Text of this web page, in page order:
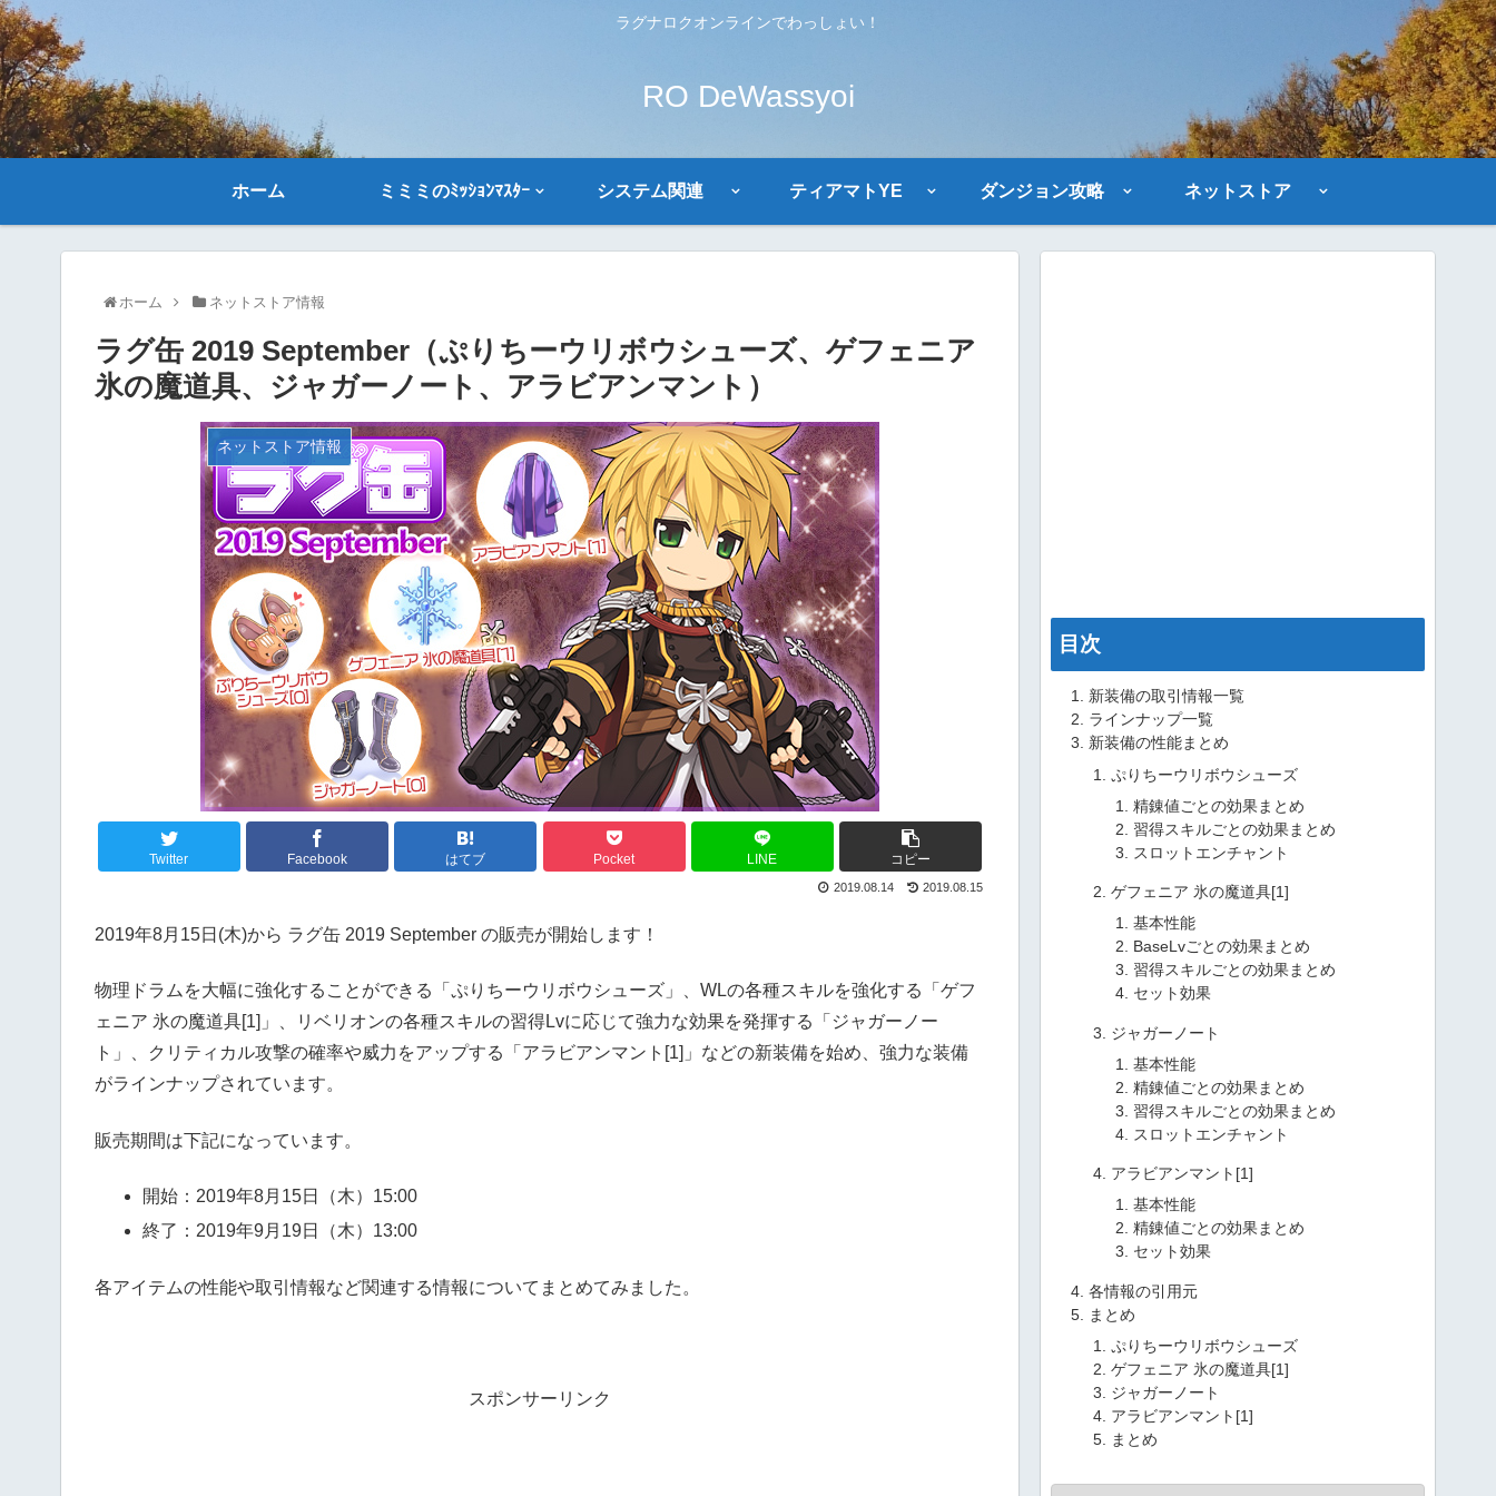
ラグナロクオンラインでわっしょい！
RO DeWassyoi
ホーム ミミミのﾐｯｼｮﾝﾏｽﾀｰ システム関連 ティアマトYE ダンジョン攻略 ネットストア
ホーム ネットストア情報
ラグ缶 2019 September（ぷりちーウリボウシューズ、ゲフェニア
氷の魔道具、ジャガーノート、アラビアンマント）
ネットストア情報
Twitter Facebook はてブ Pocket LINE コピー
2019.08.15
2019.08.14
2019年8月15日(木)から ラグ缶 2019 September の販売が開始します！
物理ドラムを大幅に強化することができる「ぷりちーウリボウシューズ」、WLの各種スキルを強化する「ゲフ
ェニア 氷の魔道具[1]」、リベリオンの各種スキルの習得Lvに応じて強力な効果を発揮する「ジャガーノー
ト」、クリティカル攻撃の確率や威力をアップする「アラビアンマント[1]」などの新装備を始め、強力な装備
がラインナップされています。
販売期間は下記になっています。
開始：2019年8月15日（木）15:00
終了：2019年9月19日（木）13:00
各アイテムの性能や取引情報など関連する情報についてまとめてみました。
スポンサーリンク
目次
新装備の取引情報一覧
ラインナップ一覧
新装備の性能まとめ
ぷりちーウリボウシューズ
精錬値ごとの効果まとめ
習得スキルごとの効果まとめ
スロットエンチャント
ゲフェニア 氷の魔道具[1]
基本性能
BaseLvごとの効果まとめ
習得スキルごとの効果まとめ
セット効果
ジャガーノート
基本性能
精錬値ごとの効果まとめ
習得スキルごとの効果まとめ
スロットエンチャント
アラビアンマント[1]
基本性能
精錬値ごとの効果まとめ
セット効果
各情報の引用元
まとめ
ぷりちーウリボウシューズ
ゲフェニア 氷の魔道具[1]
ジャガーノート
アラビアンマント[1]
まとめ